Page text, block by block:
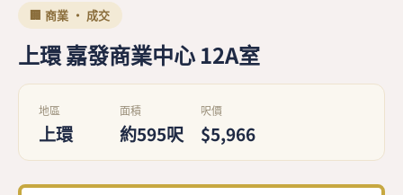
🏢 商業 · 成交
上環 嘉發商業中心 12A室
地區
上環
面積
約595呎
呎價
$5,966